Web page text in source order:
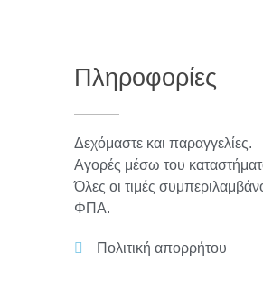
Πληροφορίες
Δεχόμαστε και παραγγελίες.
Αγορές μέσω του
Όλες οι τιμές
ΦΠΑ.
Πολιτική απορρήτου